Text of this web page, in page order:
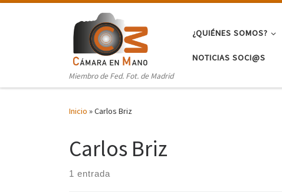
Miembro de Fed. Fot. de Madrid
¿QUIÉNES SOMOS?
NOTICIAS SOCI@S
Inicio »Carlos Briz
Carlos Briz
1 entrada